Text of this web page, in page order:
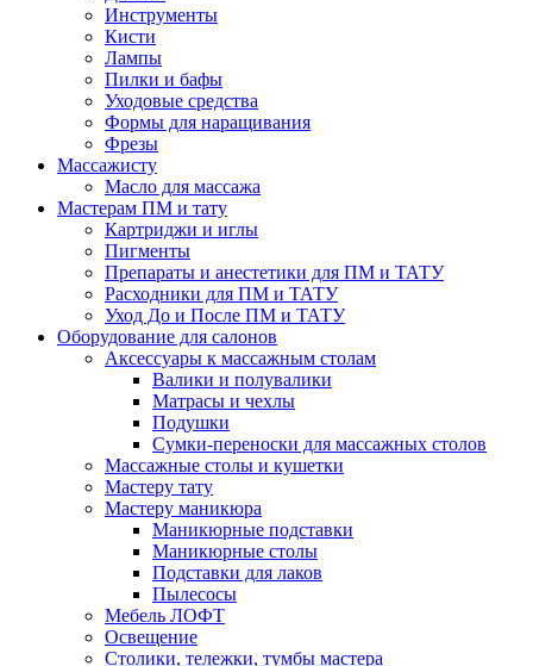
Инструменты
Кисти
Лампы
Пилки и бафы
Уходовые средства
Формы для наращивания
Фрезы
Массажисту
Масло для массажа
Мастерам ПМ и тату
Картриджи и иглы
Пигменты
Препараты и анестетики для ПМ и ТАТУ
Расходники для ПМ и ТАТУ
Уход До и После ПМ и ТАТУ
Оборудование для салонов
Аксессуары к массажным столам
Валики и полувалики
Матрасы и чехлы
Подушки
Сумки-переноски для массажных столов
Массажные столы и кушетки
Мастеру тату
Мастеру маникюра
Маникюрные подставки
Маникюрные столы
Подставки для лаков
Пылесосы
Мебель ЛОФТ
Освещение
Столики, тележки, тумбы мастера